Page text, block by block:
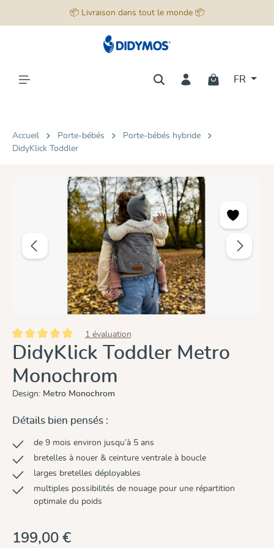
📦 Livraison dans tout le monde 📦
FR
Accueil Porte-bébés
Porte-bébés hybride
DidyKlick Toddler
Ignorer la galerie d'images
Note moyenne de 5 sur 5 étoiles
1 évaluation
DidyKlick Toddler Metro
Monochrom
Design: Metro Monochrom
Détails bien pensés :
de 9 mois environ jusqu’à 5 ans
bretelles à nouer & ceinture ventrale à boucle
larges bretelles déployables
multiples possibilités de nouage pour une répartition
optimale du poids
199,00 €